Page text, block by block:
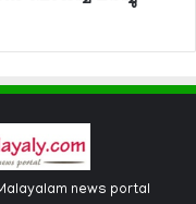
news portal